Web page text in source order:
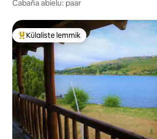
Cabaña abielu: paar
Külaliste suur lemmik
Külaliste lemmik